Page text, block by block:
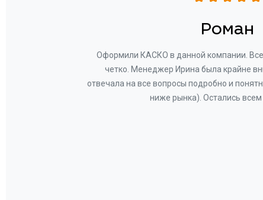
Роман
Оформили КАСКО в данной компании.
четко. Менеджер Ирина была крайне
отвечала на все вопросы подробно и
ниже рынка). Остались всем